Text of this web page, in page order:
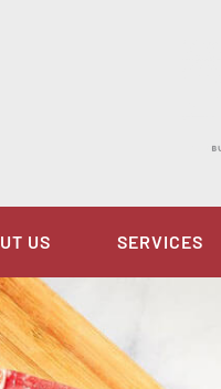
US SERVICES